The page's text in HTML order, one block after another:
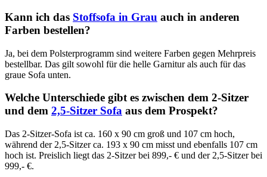
Kann ich das Stoffsofa in Grau auch in anderen
Farben bestellen?
Ja, bei dem Polsterprogramm sind weitere Farben gegen Mehrpreis
bestellbar. Das gilt sowohl für die helle Garnitur als auch für das
graue Sofa unten.
Welche Unterschiede gibt es zwischen dem 2-Sitzer
und dem 2,5-Sitzer Sofa aus dem Prospekt?
Das 2-Sitzer-Sofa ist ca. 160 x 90 cm groß und 107 cm hoch,
während der 2,5-Sitzer ca. 193 x 90 cm misst und ebenfalls 107 cm
hoch ist. Preislich liegt das 2-Sitzer bei 899,- € und der 2,5-Sitzer bei
999,- €.